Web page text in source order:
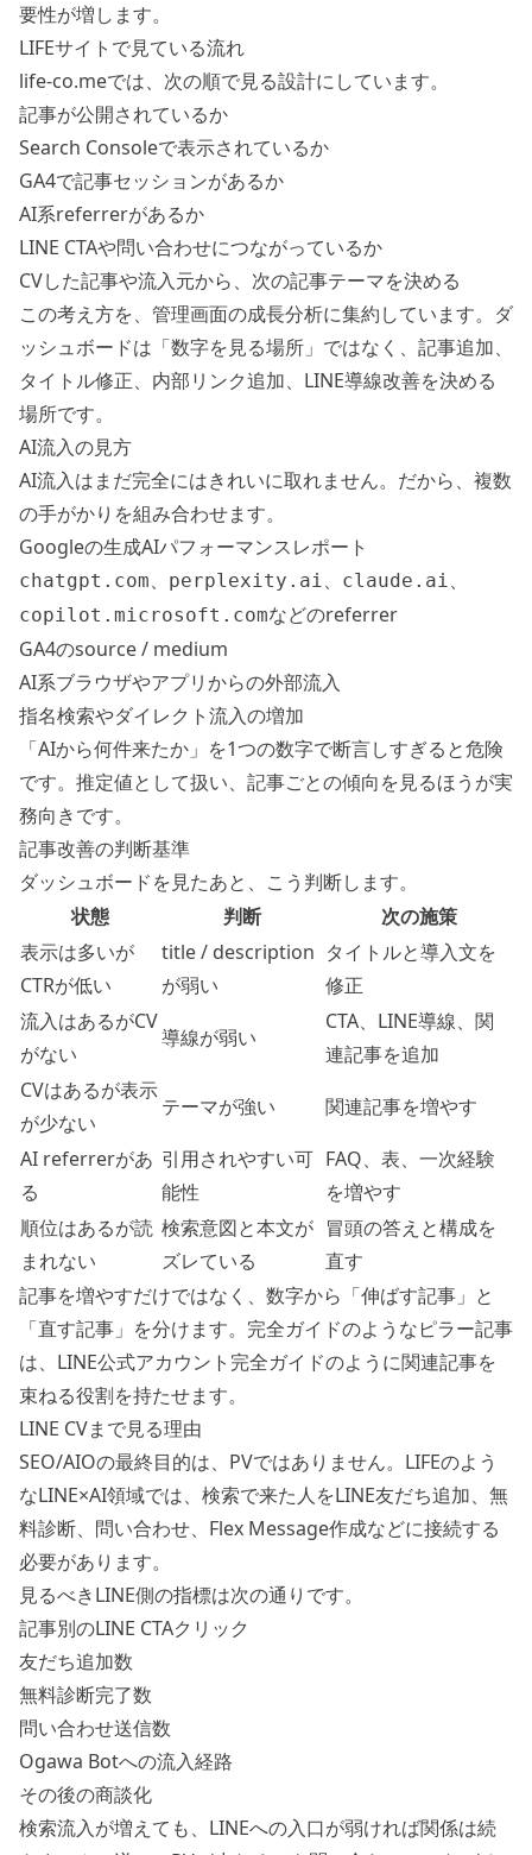
要性が増します。
LIFEサイトで見ている流れ
life-co.meでは、次の順で見る設計にしています。
記事が公開されているか
Search Consoleで表示されているか
GA4で記事セッションがあるか
AI系referrerがあるか
LINE CTAや問い合わせにつながっているか
CVした記事や流入元から、次の記事テーマを決める
この考え方を、管理画面の成長分析に集約しています。ダ
ッシュボードは「数字を見る場所」ではなく、記事追加、
タイトル修正、内部リンク追加、LINE導線改善を決める
場所です。
AI流入の見方
AI流入はまだ完全にはきれいに取れません。だから、複数
の手がかりを組み合わせます。
Googleの生成AIパフォーマンスレポート
chatgpt.com、 perplexity.ai、 claude.ai、
copilot.microsoft.comなどのreferrer
GA4のsource / medium
AI系ブラウザやアプリからの外部流入
指名検索やダイレクト流入の増加
「AIから何件来たか」を1つの数字で断言しすぎると危険
です。推定値として扱い、記事ごとの傾向を見るほうが実
務向きです。
記事改善の判断基準
ダッシュボードを見たあと、こう判断します。
状態
判断
次の施策
表示は多いが
CTRが低い
title / description
が弱い
タイトルと導入文を
修正
流入はあるがCV
がない
導線が弱い
CTA、LINE導線、関
連記事を追加
CVはあるが表示
が少ない
テーマが強い
関連記事を増やす
AI referrerがあ
る
引用されやすい可
能性
FAQ、表、一次経験
を増やす
順位はあるが読
まれない
検索意図と本文が
ズレている
冒頭の答えと構成を
直す
記事を増やすだけではなく、数字から「伸ばす記事」と
「直す記事」を分けます。完全ガイドのようなピラー記事
は、 LINE公式アカウント完全ガイドのように関連記事を
束ねる役割を持たせます。
LINE CVまで見る理由
SEO/AIOの最終目的は、PVではありません。LIFEのよう
なLINE×AI領域では、検索で来た人をLINE友だち追加、無
料診断、問い合わせ、Flex Message作成などに接続する
必要があります。
見るべきLINE側の指標は次の通りです。
記事別のLINE CTAクリック
友だち追加数
無料診断完了数
問い合わせ送信数
Ogawa Botへの流入経路
その後の商談化
検索流入が増えても、LINEへの入口が弱ければ関係は続